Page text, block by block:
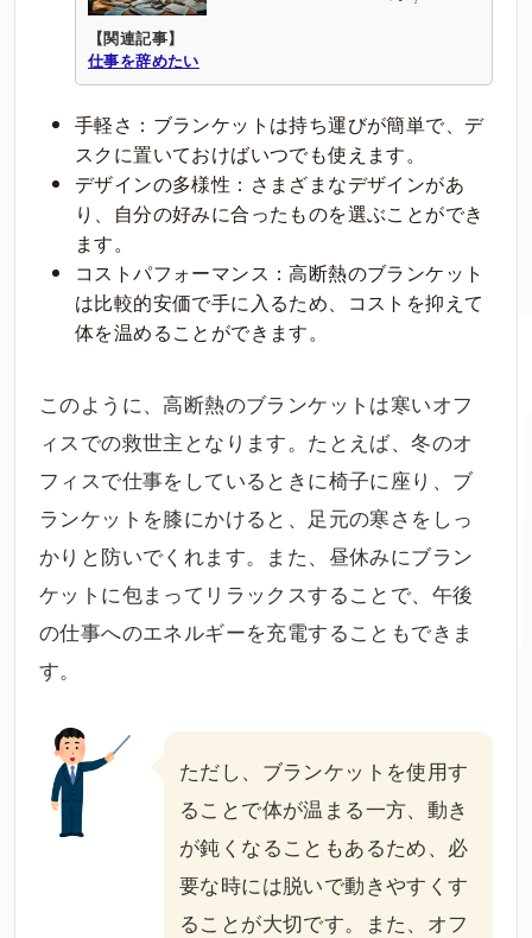
【関連記事】
仕事を辞めたい
手軽さ：ブランケットは持ち運びが簡単で、デ
スクに置いておけばいつでも使えます。
デザインの多様性：さまざまなデザインがあ
り、自分の好みに合ったものを選ぶことができ
ます。
コストパフォーマンス：高断熱のブランケット
は比較的安価で手に入るため、コストを抑えて
体を温めることができます。
このように、高断熱のブランケットは寒いオフ
ィスでの救世主となります。たとえば、冬のオ
フィスで仕事をしているときに椅子に座り、ブ
ランケットを膝にかけると、足元の寒さをしっ
かりと防いでくれます。また、昼休みにブラン
ケットに包まってリラックスすることで、午後
の仕事へのエネルギーを充電することもできま
す。
ただし、ブランケットを使用す
ることで体が温まる一方、動き
が鈍くなることもあるため、必
要な時には脱いで動きやすくす
ることが大切です。また、オフ